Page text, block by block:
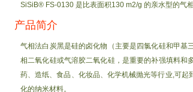
SiSiB® FS-0130 是比表面积130 m2/g 的亲水型的气相
产品简介
气相法白炭黑是硅的卤化物（主要是四氯化硅和甲基
相二氧化硅或气溶胶二氧化硅，是重要的补强填料和
药、造纸、食品、化妆品、化学机械抛光等行业,可
化的纳米材料。